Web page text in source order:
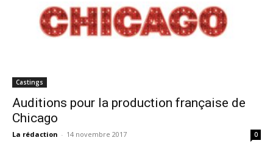
Castings
Auditions pour la production française de
Chicago
La rédaction - 14 novembre 2017 0